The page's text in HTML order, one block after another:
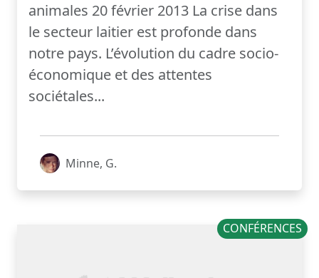
animales 20 février 2013 La crise dans
le secteur laitier est profonde dans
notre pays. L’évolution du cadre socio-
économique et des attentes
sociétales...
Minne, G.
CONFÉRENCES